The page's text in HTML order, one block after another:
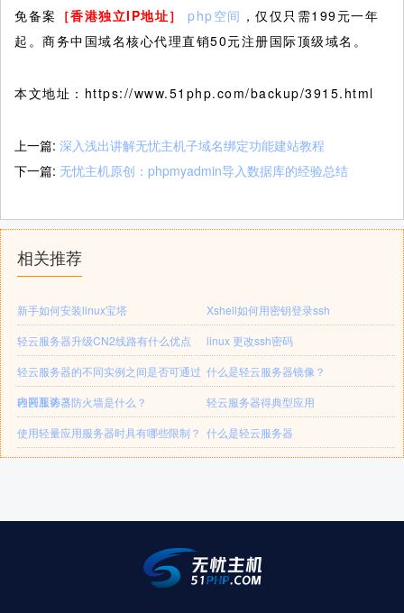
免备案 ［香港独立IP地址］ php空间 ，仅仅只需199元一年
起。商务中国域名核心代理直销50元注册国际顶级域名。
本文地址：https://www.51php.com/backup/3915.html
上一篇: 深入浅出讲解无忧主机子域名绑定功能建站教程
下一篇: 无忧主机原创：phpmyadmin导入数据库的经验总结
相关推荐
新手如何安装linux宝塔
Xshell如何用密钥登录ssh
轻云服务器升级CN2线路有什么优点
linux 更改ssh密码
轻云服务器的不同实例之间是否可通过
内网互访？
什么是轻云服务器镜像？
轻云服务器防火墙是什么？
轻云服务器得典型应用
使用轻量应用服务器时具有哪些限制？ 什么是轻云服务器